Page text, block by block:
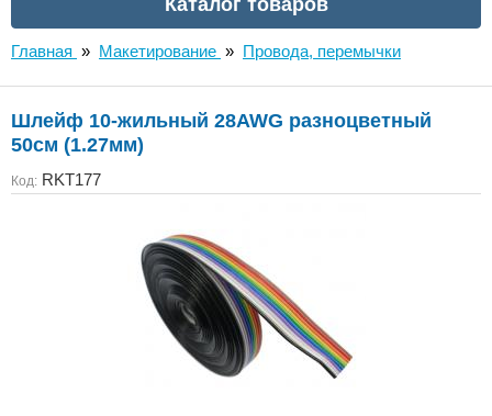
Главная » Макетирование » Провода, перемычки
Шлейф 10-жильный 28AWG разноцветный
50см (1.27мм)
Код: RKT177